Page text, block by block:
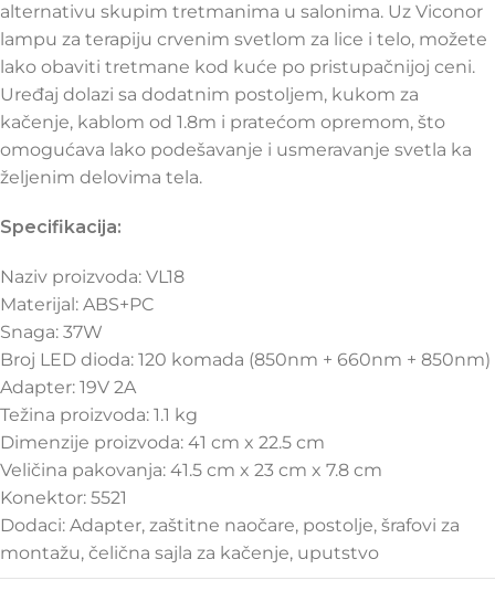
alternativu skupim tretmanima u salonima. Uz Viconor
lampu za terapiju crvenim svetlom za lice i telo, možete
lako obaviti tretmane kod kuće po pristupačnijoj ceni.
Uređaj dolazi sa dodatnim postoljem, kukom za
kačenje, kablom od 1.8m i pratećom opremom, što
omogućava lako podešavanje i usmeravanje svetla ka
željenim delovima tela.
Specifikacija:
Naziv proizvoda: VL18
Materijal: ABS+PC
Snaga: 37W
Broj LED dioda: 120 komada (850nm + 660nm + 850nm)
Adapter: 19V 2A
Težina proizvoda: 1.1 kg
Dimenzije proizvoda: 41 cm x 22.5 cm
Veličina pakovanja: 41.5 cm x 23 cm x 7.8 cm
Konektor: 5521
Dodaci: Adapter, zaštitne naočare, postolje, šrafovi za
montažu, čelična sajla za kačenje, uputstvo